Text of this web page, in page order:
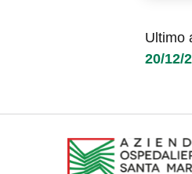
Ultimo
20/12/